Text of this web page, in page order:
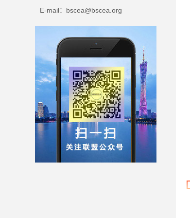
E-mail：bscea@bscea.org